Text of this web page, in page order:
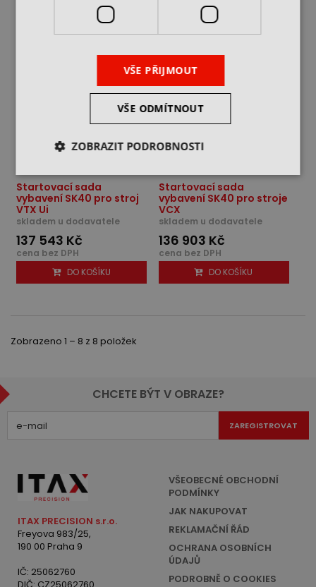
Startovací sada
vybavení SK40 pro stroj
VTX Ui
skladem u dodavatele
137 543 Kč
cena bez DPH
DO KOŠÍKU
Startovací sada
vybavení SK40 pro stroje
VCX
skladem u dodavatele
136 903 Kč
cena bez DPH
DO KOŠÍKU
Zobrazeno 1 – 8 z 8 položek
CHCETE BÝT V OBRAZE?
ZAREGISTROVAT
ITAX PRECISION s.r.o.
Freyova 983/25,
190 00 Praha 9
IČ: 25062760
VŠEOBECNÉ OBCHODNÍ
PODMÍNKY
JAK NAKUPOVAT
REKLAMAČNÍ ŘÁD
OCHRANA OSOBNÍCH
ÚDAJŮ
PODROBNĚ O COOKIES
VŠE PŘIJMOUT
VŠE ODMÍTNOUT
ZOBRAZIT PODROBNOSTI